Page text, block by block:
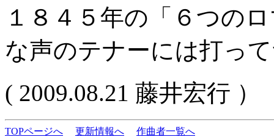
１８４５年の「６つの
な声のテナーには打っ
( 2009.08.21 藤井宏行 ）
TOPページへ 更新情報へ 作曲者一覧へ